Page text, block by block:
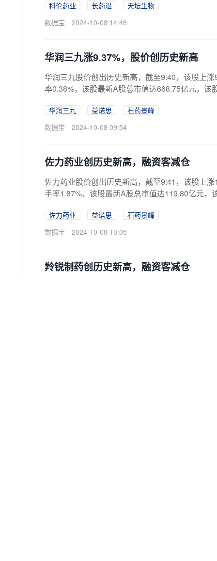
科伦药业 长药退
天坛生物
数据宝
2024-10-08 14:48
华润三九涨9.37%，股价创历史新高
华润三九股价创出历史新高，截至9:40，该股上
率0.38%，该股最新A股总市值达668.75亿元，该
华润三九 益诺思
石药景峰
数据宝
2024-10-08 09:54
佐力药业创历史新高，融资客减仓
佐力药业股价创出历史新高，截至9:41，该股上
手率1.87%，该股最新A股总市值达119.80亿元，
佐力药业 益诺思
石药景峰
数据宝
2024-10-08 10:05
羚锐制药创历史新高，融资客减仓